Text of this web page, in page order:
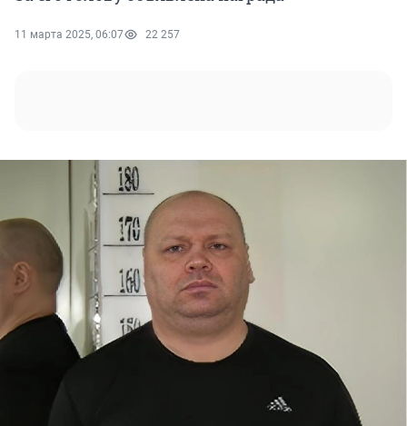
11 марта 2025, 06:07 22 257